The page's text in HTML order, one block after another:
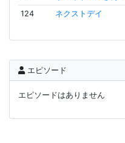
124
ネクストデイ
エピソード
エピソードはありません